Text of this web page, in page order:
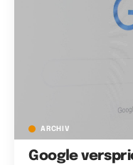
ARCHIV
Google